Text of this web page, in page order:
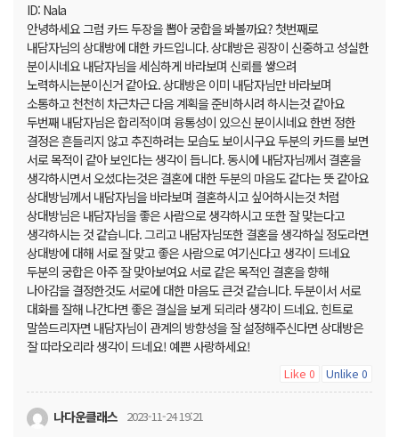
ID: Nala
안녕하세요 그럼 카드 두장을 뽑아 궁합을 봐볼까요? 첫번째로
내담자님의 상대방에 대한 카드입니다. 상대방은 굉장이 신중하고 성실한
분이시네요 내담자님을 세심하게 바라보며 신뢰를 쌓으려
노력하시는분이신거 같아요. 상대방은 이미 내담자님만 바라보며
소통하고 천천히 차근차근 다음 계획을 준비하시려 하시는것 같아요
두번째 내담자님은 합리적이며 융통성이 있으신 분이시네요 한번 정한
결정은 흔들리지 않고 추진하려는 모습도 보이시구요 두분의 카드를 보면
서로 목적이 같아 보인다는 생각이 듭니다. 동시에 내담자님께서 결혼을
생각하시면서 오셨다는것은 결혼에 대한 두분의 마음도 같다는 뜻 같아요
상대방님께서 내담자님을 바라보며 결혼하시고 싶어하시는것 처럼
상대방님은 내담자님을 좋은 사람으로 생각하시고 또한 잘 맞는다고
생각하시는 것 같습니다. 그리고 내담자님또한 결혼을 생각하실 정도라면
상대방에 대해 서로 잘 맞고 좋은 사람으로 여기신다고 생각이 드네요
두분의 궁합은 아주 잘 맞아보여요 서로 같은 목적인 결혼을 향해
나아감을 결정한것도 서로에 대한 마음도 큰것 같습니다. 두분이서 서로
대화를 잘해 나간다면 좋은 결실을 보게 되리라 생각이 드네요. 힌트로
말씀드리자면 내담자님이 관계의 방향성을 잘 설정해주신다면 상대방은
잘 따라오리라 생각이 드네요! 예쁜 사랑하세요!
Like 0 Unlike 0
나다운클래스 2023-11-24 19:21